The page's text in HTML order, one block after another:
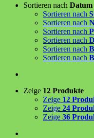
Sortieren nach Datum
Sortieren nach
Sortieren nach
Sortieren nach
Sortieren nach
Sortieren nach
Sortieren nach
Zeige 12 Produkte
Zeige 12
Zeige 24
Zeige 36